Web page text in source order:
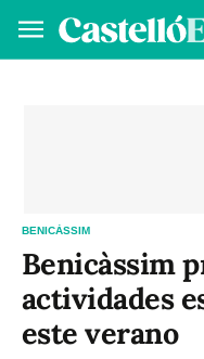
BENICÀSSIM
Benicàssim
actividades
este verano